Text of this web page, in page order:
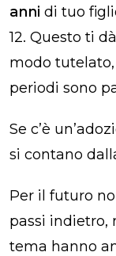
anni di tuo
12. Questo ti
modo
periodi sono
Se c’è
si contano
Per il futuro
passi indietro,
tema hanno